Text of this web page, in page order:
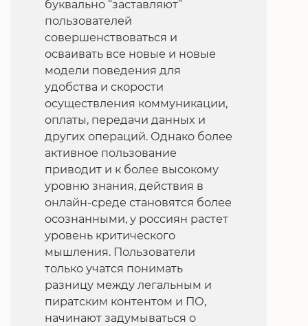
буквально “заставляют”
пользователей
совершенствоваться и
осваивать все новые и новые
модели поведения для
удобства и скорости
осуществления коммуникации,
оплаты, передачи данных и
других операций. Однако более
активное пользование
приводит и к более высокому
уровню знания, действия в
онлайн-среде становятся более
осознанными, у россиян растет
уровень критического
мышления. Пользователи
только учатся понимать
разницу между легальным и
пиратским контентом и ПО,
начинают задумываться о